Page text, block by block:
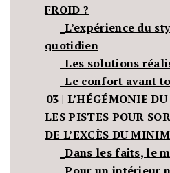
FROID ?
_L’expérience du
quotidien
_Les solutions
_Le confort avant
03 | L’HÉGÉMONIE
LES PISTES POUR
DE L’EXCÈS DU
_Dans les faits, le
_Pour un intérieur